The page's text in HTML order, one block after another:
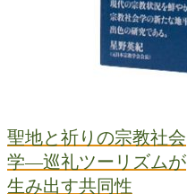
聖地と祈りの宗教社会
学―巡礼ツーリズムが
生み出す共同性